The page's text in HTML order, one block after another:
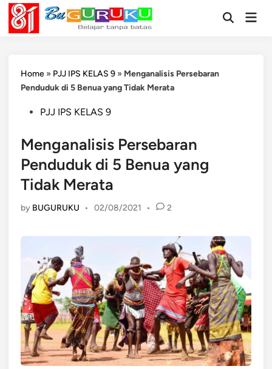
Skip
content
OpenMain
Home » PJJ IPS KELAS 9 » Menganalisis Persebaran
Penduduk di 5 Benua yang Tidak Merata
PostedPJJ IPS KELAS 9
Menganalisis Persebaran
Penduduk di 5 Benua yang
Tidak Merata
by BUGURUKU • 02/08/2021 • 2